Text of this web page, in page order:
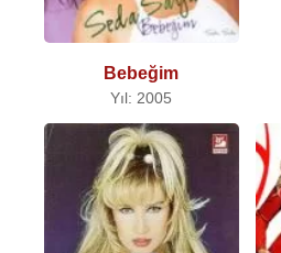
Bebeğim
Yıl: 2005